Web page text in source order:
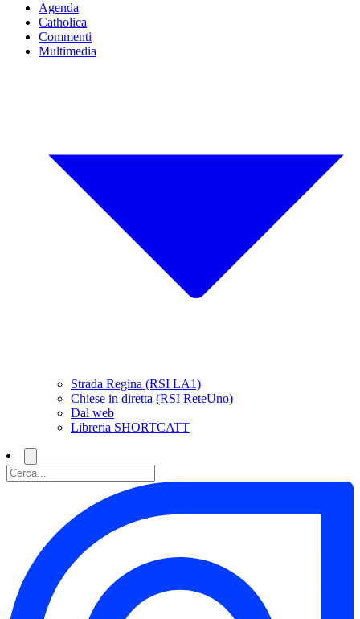
Agenda
Catholica
Commenti
Multimedia
Strada Regina (RSI LA1)
Chiese in diretta (RSI ReteUno)
Dal web
Libreria SHORTCATT